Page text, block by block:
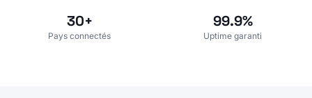
30+
Pays connectés
99.9%
Uptime garanti